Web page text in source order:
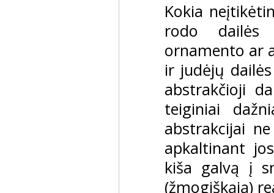
Kokia
rodo dailės
ornamento ar
ir judėjų
abstrakčioji
teiginiai
abstrakcijai
apkaltinant
kiša galvą į
(žmogiškąją)